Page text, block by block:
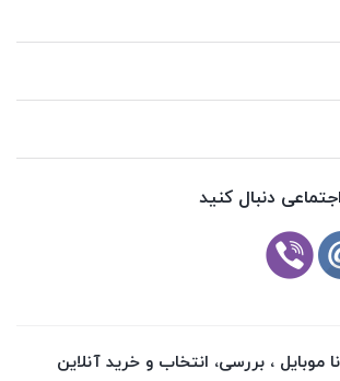
دنبال کنید
موبایل ، بررسی، انتخاب و خرید آنلاین